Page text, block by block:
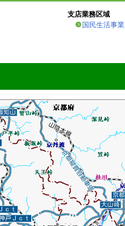
支店業務区域
国民生活事業